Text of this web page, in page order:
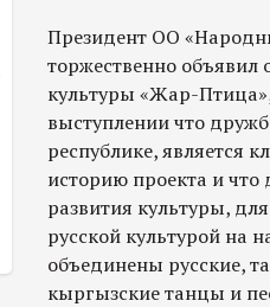
Президент ОО
торжественно объявил
культуры «Жар-
выступлении что
республике, является
историю проекта и
развития культуры,
русской культурой на
объединены русские,
кыргызские танцы и